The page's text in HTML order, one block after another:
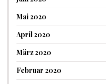
Mai 2020
April 2020
März 2020
Februar 2020